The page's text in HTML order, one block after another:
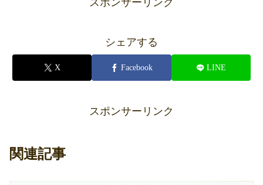
シェアする
X Facebook LINE
スポンサーリンク
関連記事